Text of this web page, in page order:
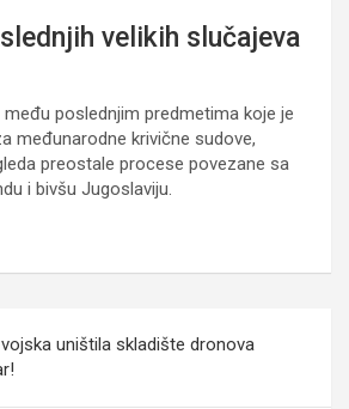
velikih slučajeva
poslednjim predmetima koje je
međunarodne krivične sudove,
preostale procese povezane sa
i bivšu Jugoslaviju.
uništila skladište dronova